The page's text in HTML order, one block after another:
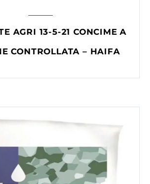
AGRI 13-5-21 CONCIME A
CONTROLLATA – HAIFA